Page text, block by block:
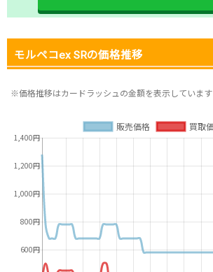
モルペコex SRの価格推移
※価格推移はカードラッシュの金額を表示しています